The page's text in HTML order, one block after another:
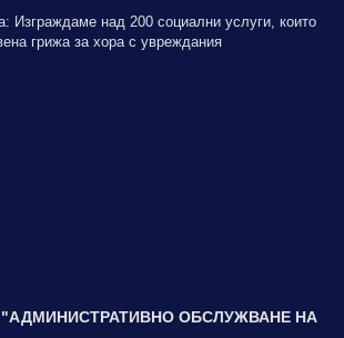
Изграждаме над 200 социални услуги, които
грижа за хора с увреждания
"АДМИНИСТРАТИВНО ОБСЛУЖВАНЕ НА